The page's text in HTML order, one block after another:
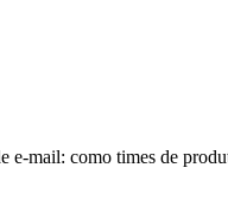
e-mail: como times de